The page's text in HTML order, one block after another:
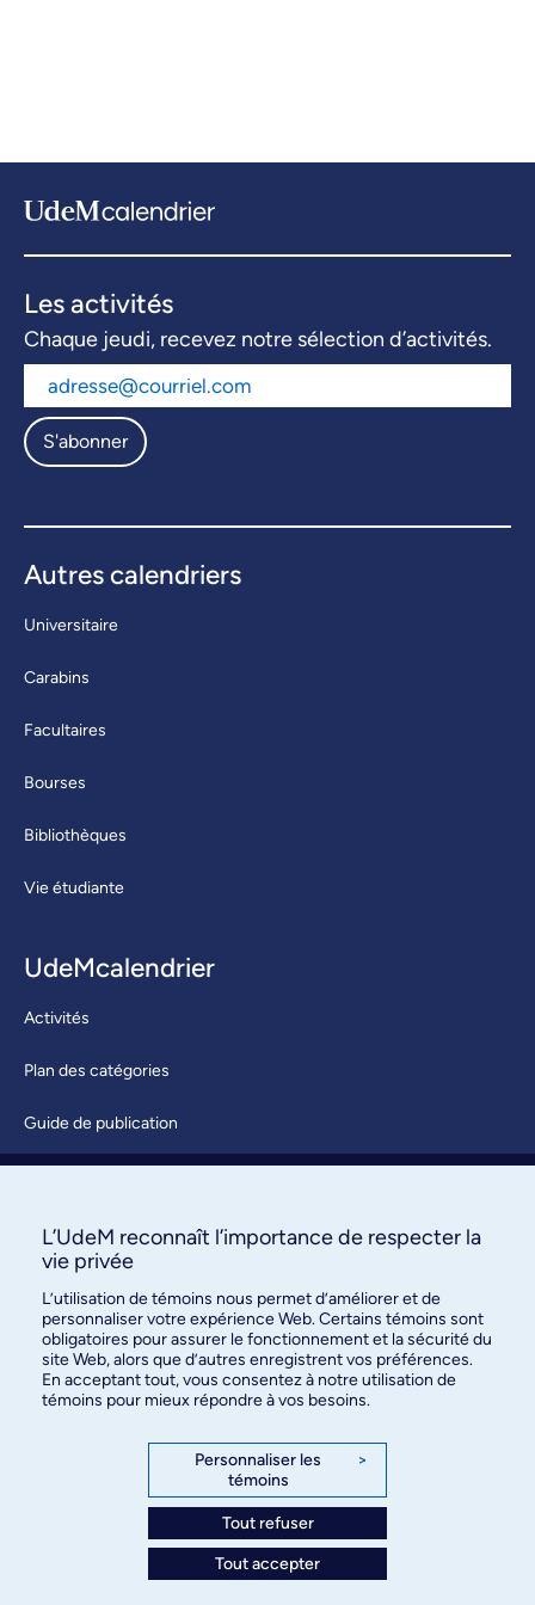
Les activités
Chaque jeudi, recevez notre sélection d’activités.
S'abonner
Autres calendriers
Universitaire
Carabins
Facultaires
Bourses
Bibliothèques
Vie étudiante
UdeMcalendrier
Activités
Plan des catégories
Guide de publication
À propos / Nous joindre
des relations publiques
3744, rue Jean-Brillant, bureau 490
Montréal (Québec) H3T 1P1
L’UdeM reconnaît l’importance de respecter la
vie privée
L’utilisation de témoins nous permet d’améliorer et de
personnaliser votre expérience Web. Certains témoins sont
obligatoires pour assurer le fonctionnement et la sécurité du
site Web, alors que d’autres enregistrent vos préférences.
En acceptant tout, vous consentez à notre utilisation de
témoins pour mieux répondre à vos besoins.
Personnaliser les
témoins
>
Tout refuser
Tout accepter